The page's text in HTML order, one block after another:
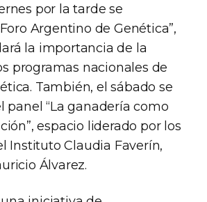
por la tarde se
Argentino de Genética”,
la importancia de la
programas nacionales de
También, el sábado se
panel “La ganadería como
espacio liderado por los
Instituto Claudia Faverín,
Álvarez.